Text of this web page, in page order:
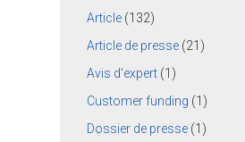
Article (132)
Article de presse (21)
Avis d'expert (1)
Customer funding (1)
Dossier de presse (1)